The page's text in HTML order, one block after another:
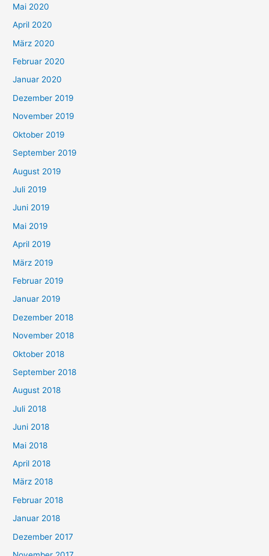
Mai 2020
April 2020
März 2020
Februar 2020
Januar 2020
Dezember 2019
November 2019
Oktober 2019
September 2019
August 2019
Juli 2019
Juni 2019
Mai 2019
April 2019
März 2019
Februar 2019
Januar 2019
Dezember 2018
November 2018
Oktober 2018
September 2018
August 2018
Juli 2018
Juni 2018
Mai 2018
April 2018
März 2018
Februar 2018
Januar 2018
Dezember 2017